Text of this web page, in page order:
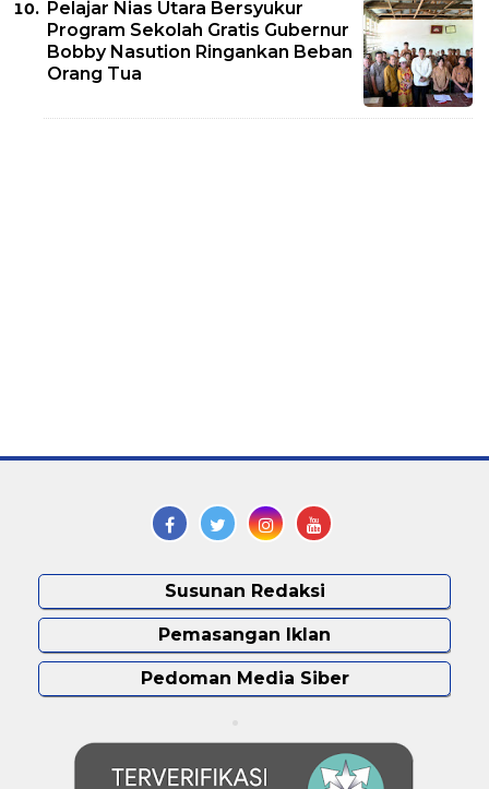
Pelajar Nias Utara Bersyukur
Program Sekolah Gratis Gubernur
Bobby Nasution Ringankan Beban
Orang Tua
Susunan Redaksi
Pemasangan Iklan
Pedoman Media Siber